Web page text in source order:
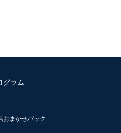
グラム
おまかせパック